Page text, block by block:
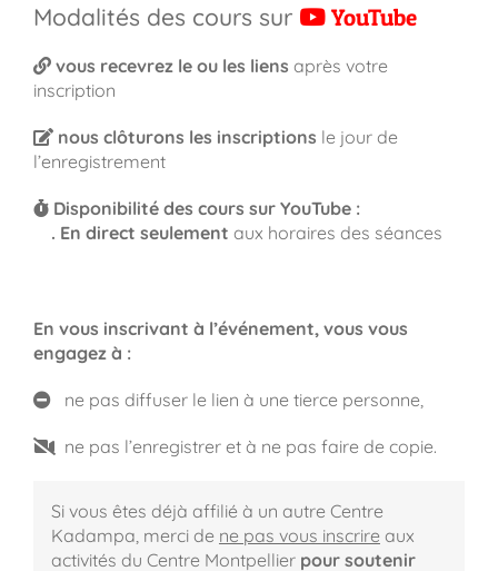
Modalités des cours sur YouTube
vous recevrez le ou les liens après votre
inscription
nous clôturons les inscriptions le jour de
l’enregistrement
Disponibilité des cours sur YouTube :
. En direct seulement aux horaires des séances
En vous inscrivant à l’événement, vous vous
engagez à :
ne pas diffuser le lien à une tierce personne,
ne pas l’enregistrer et à ne pas faire de copie.
Si vous êtes déjà affilié à un autre Centre
Kadampa, merci de ne pas vous inscrire aux
activités du Centre Montpellierpour soutenir